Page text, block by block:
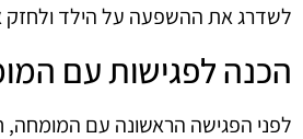
לשדרג את ההשפעה על הילד ולחזק
הכנה לפגישות עם
לפני הפגישה הראשונה עם המומחה,